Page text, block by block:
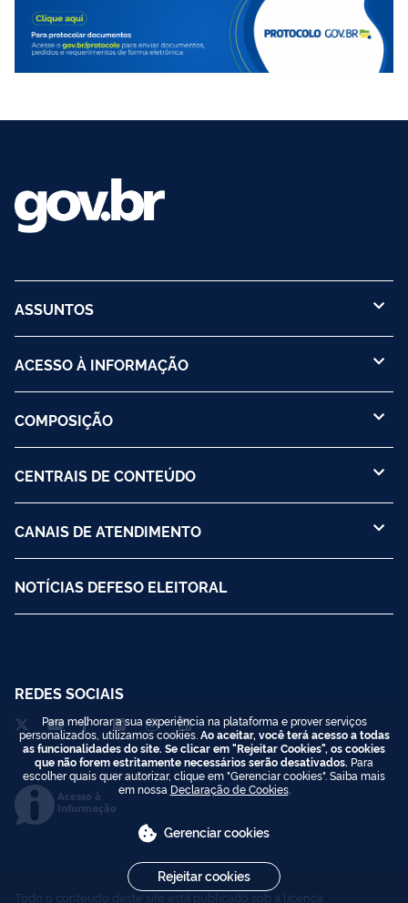
ASSUNTOS
ACESSO À INFORMAÇÃO
COMPOSIÇÃO
CENTRAIS DE CONTEÚDO
CANAIS DE ATENDIMENTO
NOTÍCIAS DEFESO ELEITORAL
REDES SOCIAIS
Acesso à
Informação
Todo o conteúdo deste site está publicado sob a licença
Para melhorar a sua experiência na plataforma e prover serviços
personalizados, utilizamos cookies. Ao aceitar, você terá acesso a todas
as funcionalidades do site. Se clicar em "Rejeitar Cookies", os cookies
que não forem estritamente necessários serão desativados. Para
escolher quais quer autorizar, clique em "Gerenciar cookies". Saiba mais
em nossa Declaração de Cookies.
Gerenciar cookies
Rejeitar cookies